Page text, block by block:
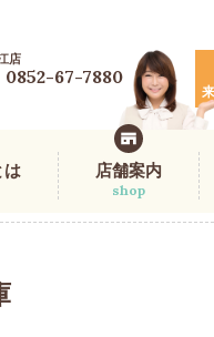
店
0852-67-7880
は 店舗案内
shop